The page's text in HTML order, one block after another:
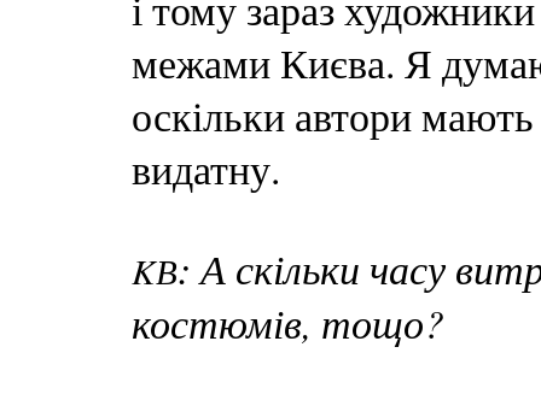
межами Києва. Я
оскільки автори
видатну.
KВ: А скільки часу
костюмів, тощо?